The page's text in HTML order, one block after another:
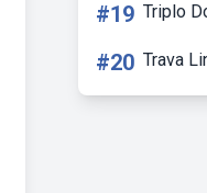
#19 Triplo
#20 Trava